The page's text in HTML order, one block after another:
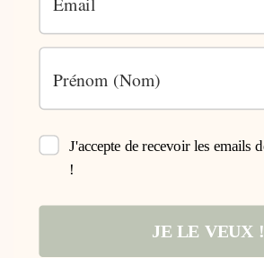
J'accepte de recevoir les emails
!
JE LE VEUX !